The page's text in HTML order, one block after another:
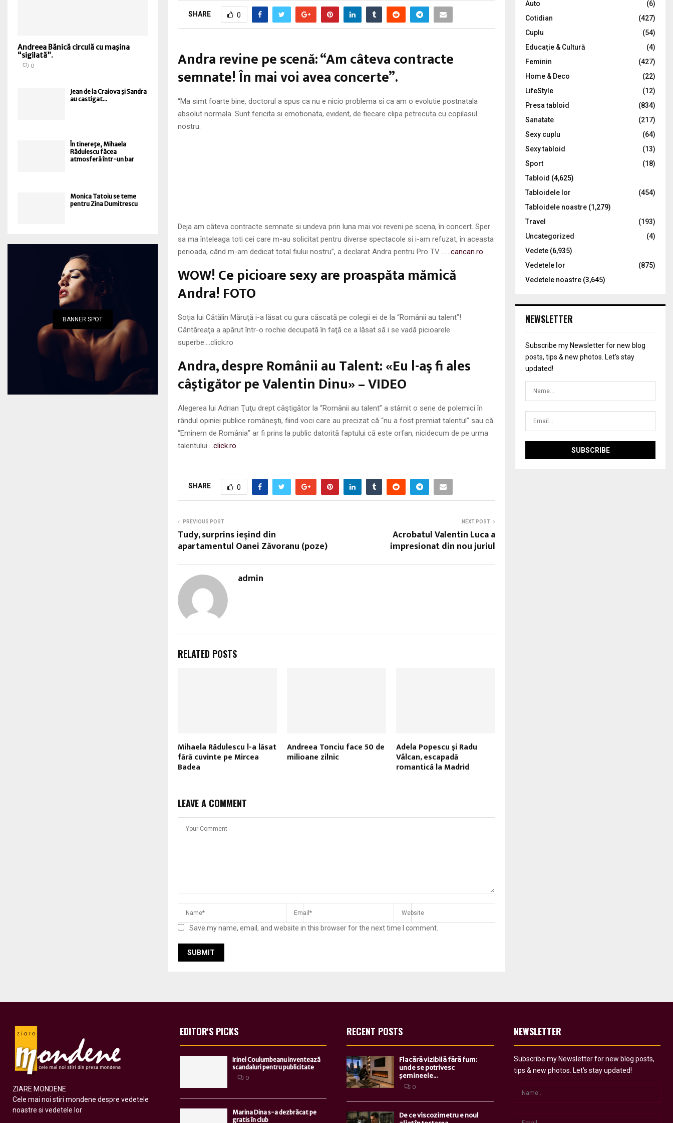
SHARE 0
Andra revine pe scenă: “Am câteva contracte
semnate! În mai voi avea concerte”.
“Ma simt foarte bine, doctorul a spus ca nu e nicio problema si ca am o evolutie postnatala
absolut normala. Sunt fericita si emotionata, evident, de fiecare clipa petrecuta cu copilasul
nostru.
Deja am câteva contracte semnate si undeva prin luna mai voi reveni pe scena, în concert. Sper
sa ma înteleaga toti cei care m-au solicitat pentru diverse spectacole si i-am refuzat, în aceasta
perioada, când m-am dedicat total fiului nostru”, a declarat Andra pentru Pro TV …
…cancan.ro
WOW! Ce picioare sexy are proaspăta mămică
Andra! FOTO
Soţia lui Cătălin Măruţă i-a lăsat cu gura căscată pe colegii ei de la “Românii au talent”!
Cântăreaţa a apărut într-o rochie decupată în faţă ce a lăsat să i se vadă picioarele
superbe….click.ro
Andra, despre Românii au Talent: «Eu l-aş fi ales
câştigător pe Valentin Dinu» – VIDEO
Alegerea lui Adrian Ţuţu drept câştigător la “Românii au talent” a stârnit o serie de polemici în
rândul opiniei publice româneşti, fiind voci care au precizat că “nu a fost premiat talentul” sau că
“Eminem de România” ar fi prins la public datorită faptului că este orfan, nicidecum de pe urma
talentului.
…click.ro
SHARE 0
PREVIOUS POST
Tudy, surprins ieșind din
apartamentul Oanei Zăvoranu (poze)
NEXT POST
Acrobatul Valentin Luca a
impresionat din nou juriul
admin
RELATED POSTS
Mihaela Rădulescu l-a lăsat
fără cuvinte pe Mircea
Badea
Andreea Tonciu face 50 de
milioane zilnic
Adela Popescu şi Radu
Vâlcan, escapadă
romantică la Madrid
LEAVE A COMMENT
Save my name, email, and website in this browser for the next time I comment.
Andreea Bănică circulă cu maşina
“sigilată”.
0
Jean de la Craiova şi Sandra
au castigat...
În tinereţe, Mihaela
Rădulescu făcea
atmosferă într-un bar
Monica Tatoiu se teme
pentru Zina Dumitrescu
BANNER SPOT
:
C
Auto
(6)
Cotidian
(427)
Cuplu
(54)
Educație & Cultură
(4)
Feminin
(427)
Home & Deco
(22)
LifeStyle
(12)
Presa tabloid
(834)
Sanatate
(217)
Sexy cuplu
(64)
Sexy tabloid
(13)
Sport
(18)
Tabloid (4,625)
Tabloidele lor
(454)
Tabloidele noastre (1,279)
Travel
(193)
Uncategorized
(4)
Vedete (6,935)
Vedetele lor
(875)
Vedetele noastre (3,645)
NEWSLETTER
Subscribe my Newsletter for new blog
posts, tips & new photos. Let's stay
updated!
ZIARE MONDENE
Cele mai noi stiri mondene despre vedetele
noastre si vedetele lor
EDITOR'S PICKS
Irinel Coulumbeanu inventează
scandaluri pentru publicitate
0
Marina Dina s-a dezbrăcat pe
gratis în club
RECENT POSTS
Flacără vizibilă fără fum:
unde se potrivesc
șemineele...
0
De ce viscozimetru e noul
NEWSLETTER
Subscribe my Newsletter for new blog posts,
tips & new photos. Let's stay updated!